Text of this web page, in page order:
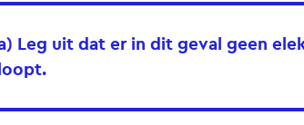
Leg uit dat er in dit geval geen